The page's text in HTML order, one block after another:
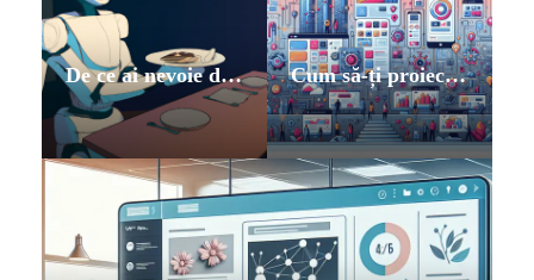
De ce ai nevoie de un agent AI in HORECA? Cum să-ți proiectezi infrastructura digitală ca un „produs intern” (nu doar un morman de tool-uri)